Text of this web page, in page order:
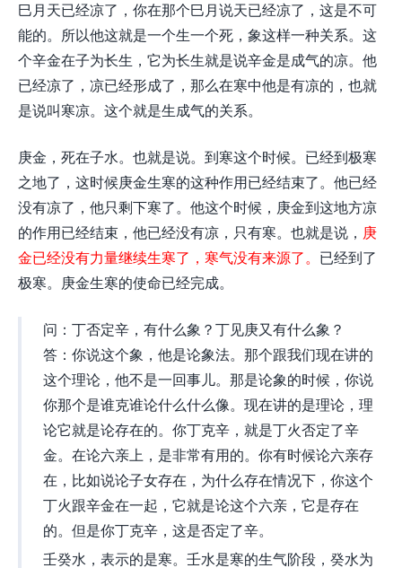
巳月天已经凉了，你在那个巳月说天已经凉了，这是不可
能的。所以他这就是一个生一个死，象这样一种关系。这
个辛金在子为长生，它为长生就是说辛金是成气的凉。他
已经凉了，凉已经形成了，那么在寒中他是有凉的，也就
是说叫寒凉。这个就是生成气的关系。
庚金，死在子水。也就是说。到寒这个时候。已经到极寒
之地了，这时候庚金生寒的这种作用已经结束了。他已经
没有凉了，他只剩下寒了。他这个时候，庚金到这地方凉
的作用已经结束，他已经没有凉，只有寒。也就是说， 庚
金已经没有力量继续生寒了，寒气没有来源了。 已经到了
极寒。庚金生寒的使命已经完成。
问：丁否定辛，有什么象？丁见庚又有什么象？
答：你说这个象，他是论象法。那个跟我们现在讲的
这个理论，他不是一回事儿。那是论象的时候，你说
你那个是谁克谁论什么什么像。现在讲的是理论，理
论它就是论存在的。你丁克辛，就是丁火否定了辛
金。在论六亲上，是非常有用的。你有时候论六亲存
在，比如说论子女存在，为什么存在情况下，你这个
丁火跟辛金在一起，它就是论这个六亲，它是存在
的。但是你丁克辛，这是否定了辛。
壬癸水，表示的是寒。壬水是寒的生气阶段，癸水为